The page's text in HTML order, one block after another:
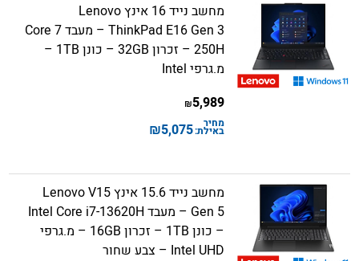
מחשב נייד 16 אינץ Lenovo
ThinkPad E16 Gen 3 – מעבד Core 7
250H – זכרון 32GB – כונן 1TB –
מ.גרפי Intel
5,989
₪
מחיר
באילת:5,075
₪
מחשב נייד 15.6 אינץ Lenovo V15
Gen 5 – מעבד Intel Core i7-13620H
– כונן 1TB – זכרון 16GB – מ.גרפי
Intel UHD – צבע שחור